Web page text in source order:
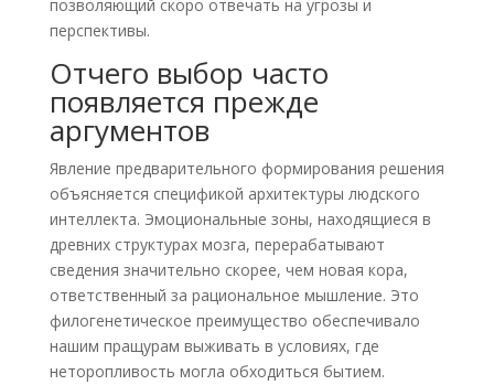
позволяющий скоро отвечать на угрозы и
перспективы.
Отчего выбор часто
появляется прежде
аргументов
Явление предварительного формирования решения
объясняется спецификой архитектуры людского
интеллекта. Эмоциональные зоны, находящиеся в
древних структурах мозга, перерабатывают
сведения значительно скорее, чем новая кора,
ответственный за рациональное мышление. Это
филогенетическое преимущество обеспечивало
нашим пращурам выживать в условиях, где
неторопливость могла обходиться бытием.